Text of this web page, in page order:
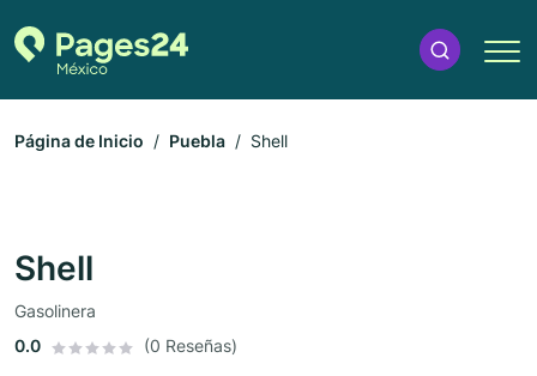
Página de Inicio Puebla Shell
Shell
Gasolinera
0.0
(0 Reseñas)